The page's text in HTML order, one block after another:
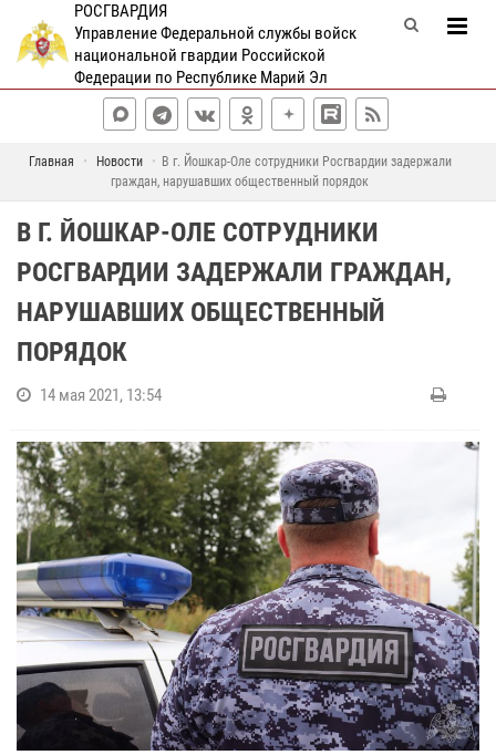
РОСГВАРДИЯ
Управление Федеральной службы войск
национальной гвардии Российской
Федерации по Республике Марий Эл
Главная Новости
В г. Йошкар-Оле сотрудники Росгвардии задержали
граждан, нарушавших общественный порядок
В Г. ЙОШКАР-ОЛЕ СОТРУДНИКИ
РОСГВАРДИИ ЗАДЕРЖАЛИ ГРАЖДАН,
НАРУШАВШИХ ОБЩЕСТВЕННЫЙ
ПОРЯДОК
14 мая 2021, 13:54